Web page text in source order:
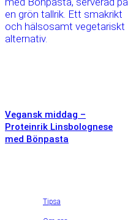
Vegansk middag –
Proteinrik Linsbolognese
med Bönpasta
Tipsa